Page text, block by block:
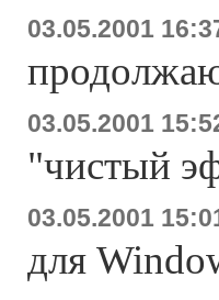
03.05.2001
03.05.2001
"чистый
03.05.2001
для